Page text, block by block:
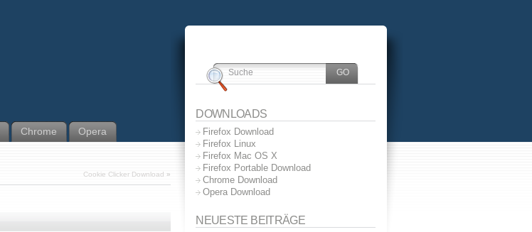
Chrome Opera
Cookie Clicker Download »
DOWNLOADS
Firefox Download
Firefox Linux
Firefox Mac OS X
Firefox Portable Download
Chrome Download
Opera Download
NEUESTE BEITRÄGE